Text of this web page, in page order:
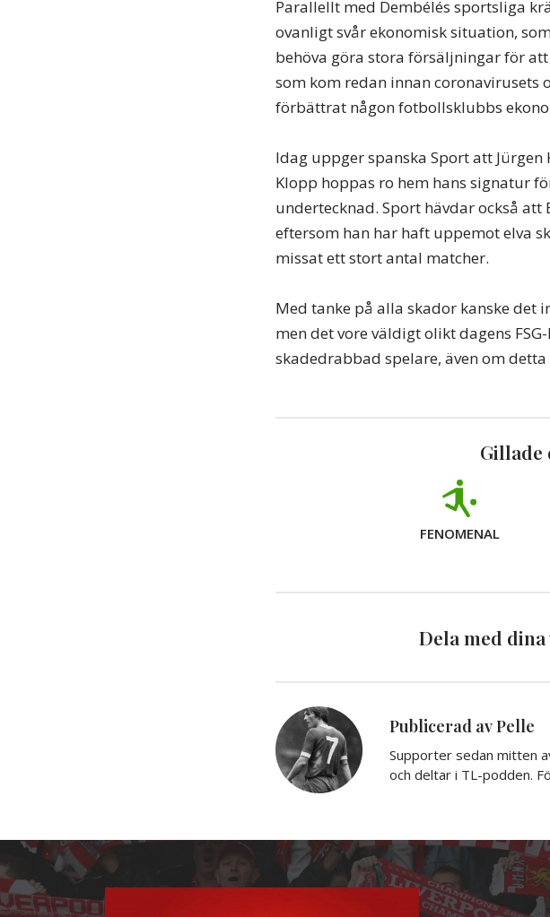
Parallellt med Dembélés sportsliga
ovanligt svår ekonomisk situation,
behöva göra stora försäljningar för
som kom redan innan coronavirusets
förbättrat någon fotbollsklubbs
Idag uppger spanska Sport att
Klopp hoppas ro hem hans signatur
undertecknad. Sport hävdar också
eftersom han har haft uppemot elva
missat ett stort antal matcher.
Med tanke på alla skador kanske det
men det vore väldigt olikt dagens
skadedrabbad spelare, även om
Gillade
FENOMENAL
Dela med
Publicerad av Pelle
Supporter sedan mitten
och deltar i TL-podden.